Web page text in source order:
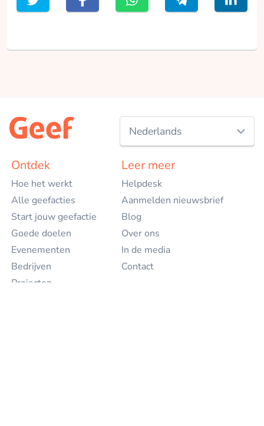
Nederlands
English
Ontdek
Hoe het werkt
Alle geefacties
Start jouw geefactie
Goede doelen
Evenementen
Bedrijven
Projecten
Leer meer
Helpdesk
Aanmelden nieuwsbrief
Blog
Over ons
In de media
Contact